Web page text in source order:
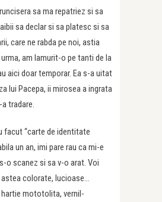
sa ma repatriez si sa
sa declar si sa platesc si sa
care ne rabda pe noi, astia
am lamurit-o pe tanti de la
aici doar temporar. Ea s-a uitat
lui Pacepa, ii mirosea a ingrata
tradare.
facut “carte de identitate
un an, imi pare rau ca mi-e
o scanez si sa v-o arat. Voi
colorate, lucioase…
hartie mototolita, vernil-